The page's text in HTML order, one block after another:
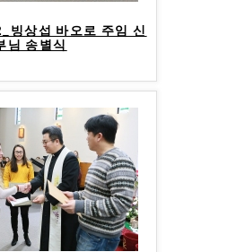
상섭 바오로 주임 신
님 송별식